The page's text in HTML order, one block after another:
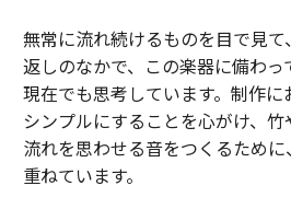
無常に流れ続けるものを目で見
返しのなかで、この楽器に備わ
現在でも思考しています。制作
シンプルにすることを心がけ、
流れを思わせる音をつくるため
重ねています。